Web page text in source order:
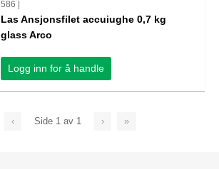
586 |
Las Ansjonsfilet accuiughe 0,7 kg
glass Arco
Logg inn for å handle
‹ Side 1 av 1 › »